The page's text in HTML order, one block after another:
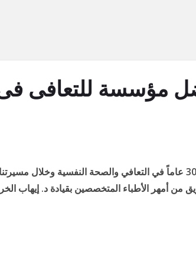
مؤسسة للتعافى
مؤسسة الحرية تتمتع بخبرة 30 عاماً في التعافي والصحة النفسية وخلال
من أمهر الأطباء المتخصصين بقيادة د. إيهاب